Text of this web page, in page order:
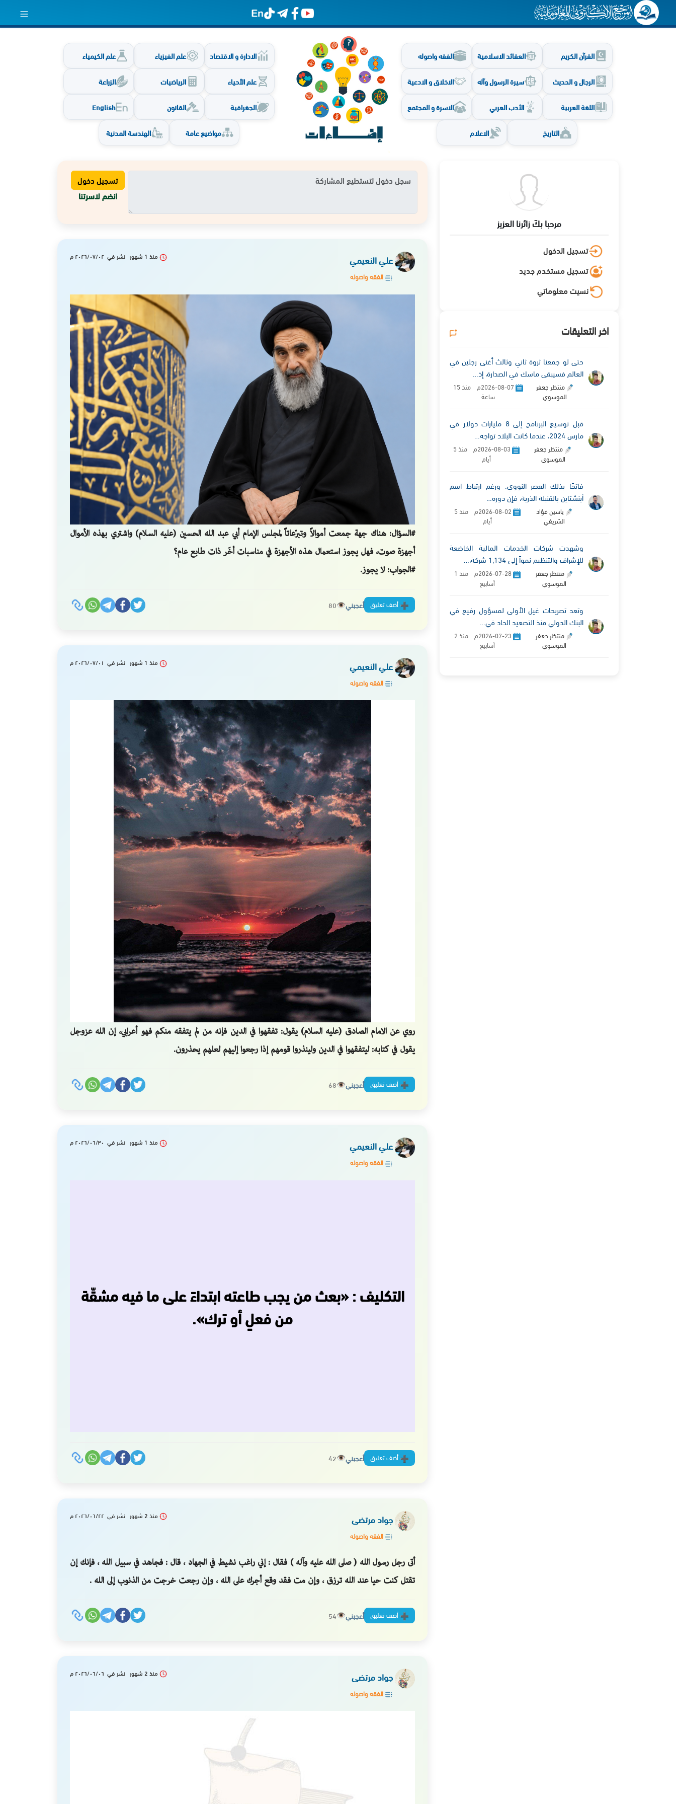
القرآن الكريم العقائد الاسلامية الفقه واصوله
الرجال و الحديث سيرة الرسول وآله الاخلاق و الادعية
اللغة العربية الأدب العربي الاسرة و المجتمع
التاريخ الاعلام
الادارة و الاقتصاد علم الفيزياء علم الكيمياء
علم الأحياء الرياضيات الزراعة
الجغرافية القانون English
مواضيع عامة الهندسة المدنية
مرحبا بكَ زائرنا العزيز
تسجيل الدخول
تسجيل مستخدم جديد
نسيت معلوماتي
اخر التعليقات
حتى لو جمعنا ثروة ثاني وثالث أغنى رجلين في
العالم فسيبقى ماسك في الصدارة، إذ…
منتظر جعفر
الموسوي
2026-08-07م منذ 15
ساعة
قبل توسيع البرنامج إلى 8 مليارات دولار في
مارس 2024، عندما كانت البلاد تواجه…
منتظر جعفر
الموسوي
2026-08-03م منذ 5
أيام
فاتحًا بذلك العصر النووي. ورغم ارتباط اسم
أينشتاين بالقنبلة الذرية، فإن دوره…
ياسين فؤاد
الشريفي
2026-08-02م منذ 5
أيام
وشهدت شركات الخدمات المالية الخاضعة
للإشراف والتنظيم نمواً إلى 1,134 شركة،…
منتظر جعفر
الموسوي
2026-07-28م منذ 1
أسابيع
وتعد تصريحات غيل الأولى لمسؤول رفيع في
البنك الدولي منذ التصعيد الحاد في…
منتظر جعفر
الموسوي
2026-07-23م منذ 2
أسابيع
تسجيل دخول
انضم لاسرتنا
علي النعيمي
الفقه واصوله
منذ 1 شهور نشر في ٢٠٢٦/٠٧/٠٢ م
#السؤال: هناك جهة جمعت أموالاً وتبرّعاتاً لمجلس الإمام أبي عبد الله الحسين (عليه السلام) واشتري بهذه الأموال
أجهزة صوت، فهل يجوز استعمال هذه الأجهزة في مناسبات أخَر ذات طابع عام؟
#الجواب: لا يجوز.
أضف تعليق أعجبني 80
علي النعيمي
الفقه واصوله
منذ 1 شهور نشر في ٢٠٢٦/٠٧/٠١ م
روي عن الامام الصادق (عليه السلام) يقول: تفقهوا في الدين فإنه من لم يتفقه منكم فهو أعرابي، إن الله عزوجل
يقول في كتابه: ليتفقهوا في الدين ولينذروا قومهم إذا رجعوا إليهم لعلهم يحذرون.
أضف تعليق أعجبني 68
علي النعيمي
الفقه واصوله
منذ 1 شهور نشر في ٢٠٢٦/٠٦/٣٠ م
التكليف : «بعث من يجب طاعته ابتداءً على‏ ما فيه مشقّة
من فعلٍ أو ترك».
أضف تعليق أعجبني 42
جواد مرتضى
الفقه واصوله
منذ 2 شهور نشر في ٢٠٢٦/٠٦/٢٢ م
أتى رجل رسول الله ( صلى الله عليه وآله ) فقال : إني راغب نشيط في الجهاد ، قال : فجاهد في سبيل الله ، فإنك إن
تقتل كنت حيا عند الله ترزق ، وإن مت فقد وقع أجرك على الله ، وإن رجعت خرجت من الذنوب إلى الله .
أضف تعليق أعجبني 54
جواد مرتضى
الفقه واصوله
منذ 2 شهور نشر في ٢٠٢٦/٠٦/٠٦ م